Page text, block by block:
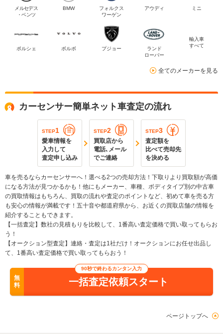
メルセデス
・ベンツ
BMW
フォルクス
ワーゲン
アウディ ミニ
ポルシェ ボルボ プジョー
ランド
ローバー
輸入車
すべて
全てのメーカーを見る
カーセンサー簡単ネット車査定の流れ
STEP1
愛車情報を
入力して
査定申し込み
STEP2
買取店から
電話､メール
でご連絡
STEP3
査定額を
比べて売却先
を決める
車を売るならカーセンサーへ！選べる2つの売却方法！下取りより買取額が高価
になる方法が見つかるかも！他にもメーカー、車種、ボディタイプ別の中古車
の買取情報はもちろん、買取の流れや査定のポイントなど、初めて車を売る方
も安心の情報が満載です！五十音や都道府県から、お近くの買取店舗の情報を
紹介することもできます。
【一括査定】数社の見積もりを比較して、1番高い査定価格で買い取ってもらお
う！
【オークション型査定】連絡・査定は1社だけ！オークションにお任せ出品し
て、1番高い査定価格で買い取ってもらおう！
無
料
90秒で終わるカンタン入力
一括査定依頼スタート
ページトップへ